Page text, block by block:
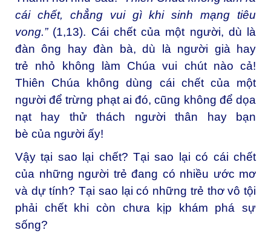
cái chết, chẳng vui gì khi sinh mạng tiêu
vong.”(1,13). Cái chết của một người, dù là
đàn ông hay đàn bà, dù là người già hay
trẻ nhỏ không làm Chúa vui chút nào cả!
Thiên Chúa không dùng cái chết của một
người để trừng phạt ai đó, cũng không để dọa
nạt hay thử thách người thân hay bạn
bè của người ấy!
Vậy tại sao lại chết? Tại sao lại có cái chết
của những người trẻ đang có nhiều ước mơ
và dự tính? Tại sao lại có những trẻ thơ vô tội
phải chết khi còn chưa kịp khám phá sự
sống?